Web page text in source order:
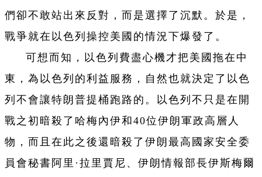
們卻不敢站出來反對，而是選擇了沉默。於是，
戰爭就在以色列操控美國的情況下爆發了。
可想而知，以色列費盡心機才把美國拖在中
東，為以色列的利益服務，自然也就決定了以色
列不會讓特朗普提桶跑路的。以色列不只是在開
戰之初暗殺了哈梅內伊和40位伊朗軍政高層人
物，而且在此之後還暗殺了伊朗最高國家安全委
員會秘書阿里·拉里賈尼、伊朗情報部長伊斯梅爾